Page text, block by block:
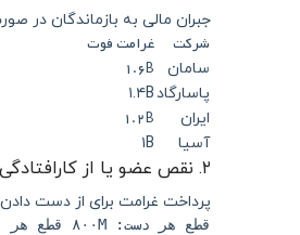
جبران مالی به بازماندگان در
شرکت غرامت فوت
سامان ۱.۶B
پاسارگاد۱.۴B
ایران
۱.۲B
آسیا ۱B
۲. نقص عضو یا از کارافتادگی دائمی
پرداخت غرامت برای از دست
قطع هر دست: ۸۰۰M قطع هر پا: ۸۰۰M از دست دادن بینایی: ۱.۶B نقص عضو ۵۰٪: ۸۰۰M